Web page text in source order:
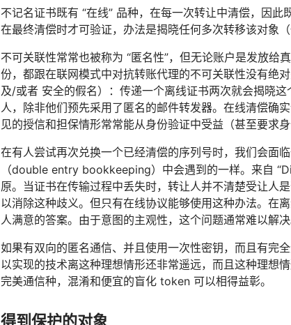
不记名证书既有 “在线” 品种，在每一次转让中清偿，因
在最终清偿时才可验证，办法是揭晓任何多次转移该对象
不可关联性常常也被称为 “匿名性”，但无论账户是发放给
份，都跟在联网模式中对抗转账代理的不可关联性没有绝
及/或者 安全的假名）：传递一个离线证书两次就会揭晓
人，除非他们预先采用了匿名的邮件转发器。在线清偿确
见的授信和担保情形常常能从身份验证中受益（甚至要求身
在有人尝试再次兑换一个已经清偿的序列号时，我们会面
（double entry bookkeeping）中会遇到的一样。来自
原。当证书在传输过程中丢失时，转让人并不清楚受让人
以消除这种歧义。但只有在线协议能够使用这种办法。在
人满意的答案。由于意图的主观性，这个问题通常难以解决
如果有双向的匿名通信、并且使用一次性密钥，而且有完
以实现的技术离这种理想情形还非常遥远，而且这种理想
完美通信种，混淆和便宜的盲化 token 可以相得益彰。
得到保护的对象